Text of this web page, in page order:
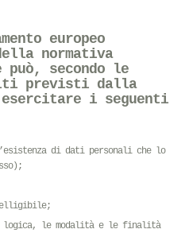
europeo
normativa
può, secondo le
previsti dalla
i seguenti
di dati personali che lo
logica, le modalità e le finalità